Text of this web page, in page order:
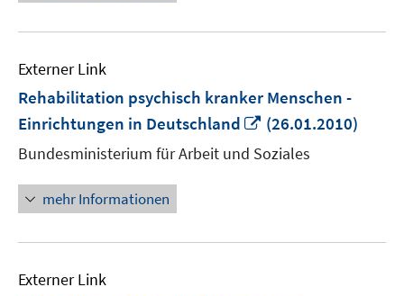
Externer Link
Rehabilitation psychisch kranker Menschen -
Einrichtungen in Deutschland
In
neuem
Fenster
(26.01.2010)
Bundesministerium für Arbeit und Soziales
mehr Informationen
Externer Link